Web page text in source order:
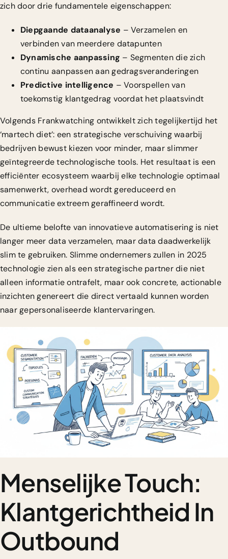
zich door drie fundamentele eigenschappen:
Diepgaande dataanalyse – Verzamelen en
verbinden van meerdere datapunten
Dynamische aanpassing – Segmenten die zich
continu aanpassen aan gedragsveranderingen
Predictive intelligence – Voorspellen van
toekomstig klantgedrag voordat het plaatsvindt
Volgends Frankwatching ontwikkelt zich tegelijkertijd het
‘martech diet’: een strategische verschuiving waarbij
bedrijven bewust kiezen voor minder, maar slimmer
geïntegreerde technologische tools. Het resultaat is een
efficiënter ecosysteem waarbij elke technologie optimaal
samenwerkt, overhead wordt gereduceerd en
communicatie extreem geraffineerd wordt.
De ultieme belofte van innovatieve automatisering is niet
langer meer data verzamelen, maar data daadwerkelijk
slim te gebruiken. Slimme ondernemers zullen in 2025
technologie zien als een strategische partner die niet
alleen informatie ontrafelt, maar ook concrete, actionable
inzichten genereert die direct vertaald kunnen worden
naar gepersonaliseerde klantervaringen.
Menselijke Touch:
Klantgerichtheid In
Outbound